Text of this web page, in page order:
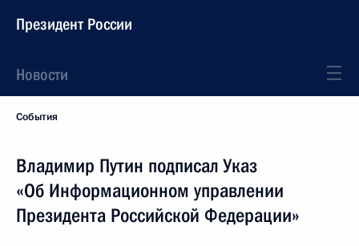
Президент России
Новости
События
Владимир Путин подписал Указ
«Об Информационном управлении
Президента Российской Федерации»